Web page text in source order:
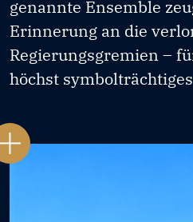
genannte Ensemble
Erinnerung an die
Regierungsgremien –
höchst